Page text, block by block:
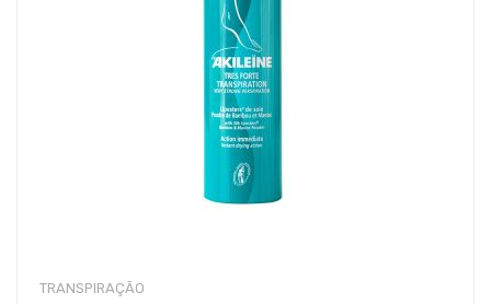
TRANSPIRAÇÃO